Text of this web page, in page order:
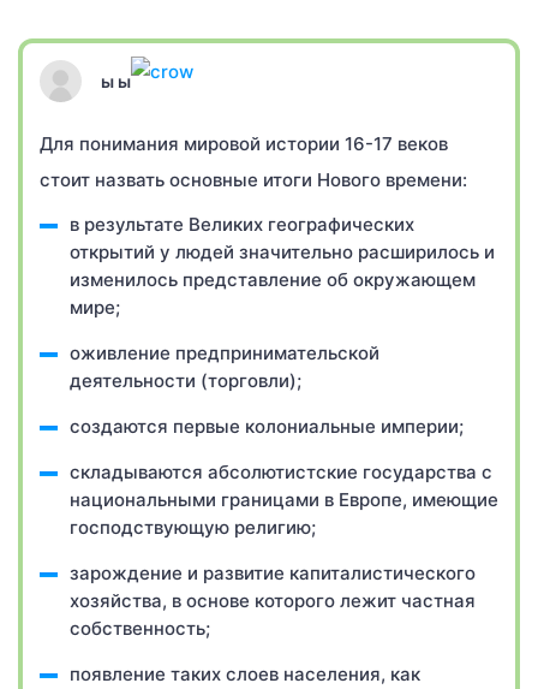
ы ы
Для понимания мировой истории 16-17 веков
стоит назвать основные итоги Нового времени:
в результате Великих географических
открытий у людей значительно расширилось и
изменилось представление об окружающем
мире;
оживление предпринимательской
деятельности (торговли);
создаются первые колониальные империи;
складываются абсолютистские государства с
национальными границами в Европе, имеющие
господствующую религию;
зарождение и развитие капиталистического
хозяйства, в основе которого лежит частная
собственность;
появление таких слоев населения, как